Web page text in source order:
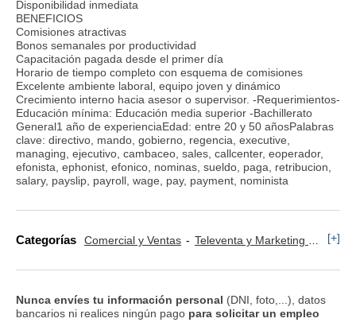
Disponibilidad inmediata
BENEFICIOS
Comisiones atractivas
Bonos semanales por productividad
Capacitación pagada desde el primer día
Horario de tiempo completo con esquema de comisiones
Excelente ambiente laboral, equipo joven y dinámico
Crecimiento interno hacia asesor o supervisor. -Requerimientos-
Educación mínima: Educación media superior -Bachillerato
General1 año de experienciaEdad: entre 20 y 50 añosPalabras
clave: directivo, mando, gobierno, regencia, executive,
managing, ejecutivo, cambaceo, sales, callcenter, eoperador,
efonista, ephonist, efonico, nominas, sueldo, paga, retribucion,
salary, payslip, payroll, wage, pay, payment, nominista
Categorías Comercial y Ventas Televenta y Marketing Telefónico [+]
Nunca envíes tu información personal (DNI, foto,...), datos
bancarios ni realices ningún pago para solicitar un empleo